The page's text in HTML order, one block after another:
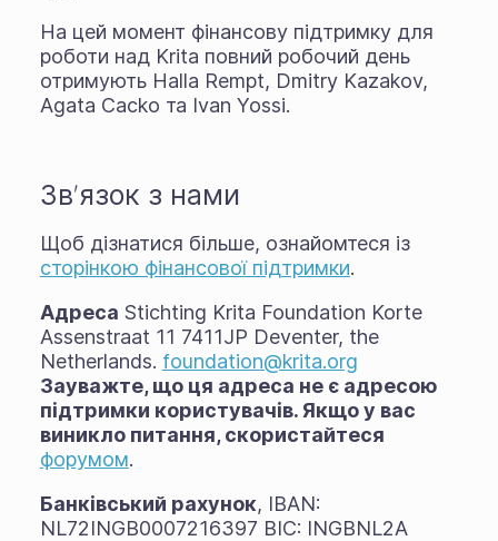
На цей момент фінансову підтримку для
роботи над Krita повний робочий день
отримують Halla Rempt, Dmitry Kazakov,
Agata Cacko та Ivan Yossi.
Зв'язок з нами
Щоб дізнатися більше, ознайомтеся із
сторінкою фінансової підтримки.
Адреса Stichting Krita Foundation Korte
Assenstraat 11 7411JP Deventer, the
Netherlands. foundation@krita.org
Зауважте, що ця адреса не є адресою
підтримки користувачів. Якщо у вас
виникло питання, скористайтеся
форумом.
Банківський рахунок, IBAN:
NL72INGB0007216397 BIC: INGBNL2A